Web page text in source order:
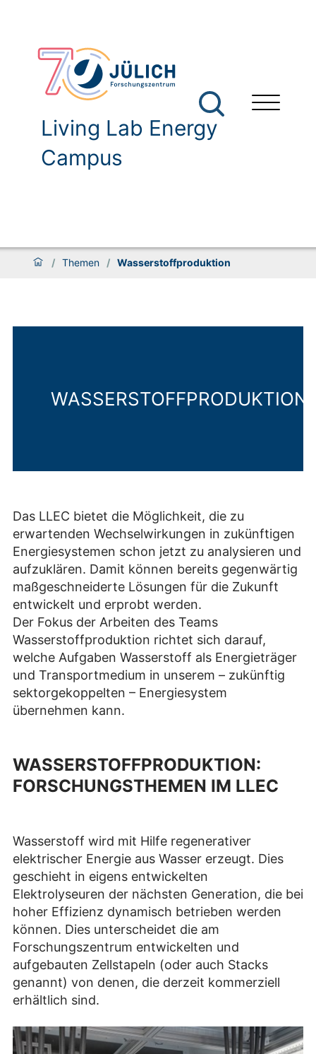
Living Lab Energy
Campus
/ Themen / Wasserstoffproduktion
WASSERSTOFFPRODUKTION
Das LLEC bietet die Möglichkeit, die zu
erwartenden Wechselwirkungen in zukünftigen
Energiesystemen schon jetzt zu analysieren und
aufzuklären. Damit können bereits gegenwärtig
maßgeschneiderte Lösungen für die Zukunft
entwickelt und erprobt werden.
Der Fokus der Arbeiten des Teams
Wasserstoffproduktion richtet sich darauf,
welche Aufgaben Wasserstoff als Energieträger
und Transportmedium in unserem – zukünftig
sektorgekoppelten – Energiesystem
übernehmen kann.
WASSERSTOFFPRODUKTION:
FORSCHUNGSTHEMEN IM LLEC
Wasserstoff wird mit Hilfe regenerativer
elektrischer Energie aus Wasser erzeugt. Dies
geschieht in eigens entwickelten
Elektrolyseuren der nächsten Generation, die bei
hoher Effizienz dynamisch betrieben werden
können. Dies unterscheidet die am
Forschungszentrum entwickelten und
aufgebauten Zellstapeln (oder auch Stacks
genannt) von denen, die derzeit kommerziell
erhältlich sind.